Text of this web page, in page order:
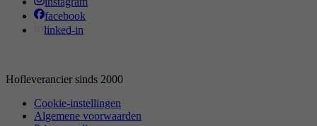
facebook
linked-in
Hofleverancier sinds 2000
Cookie-instellingen
Algemene voorwaarden